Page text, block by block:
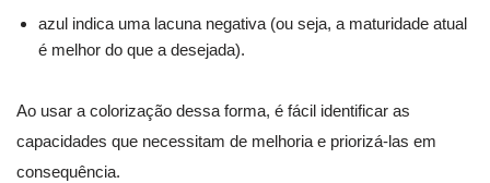
azul indica uma lacuna negativa (ou seja, a maturidade atual
é melhor do que a desejada).
Ao usar a colorização dessa forma, é fácil identificar as
capacidades que necessitam de melhoria e priorizá-las em
consequência.